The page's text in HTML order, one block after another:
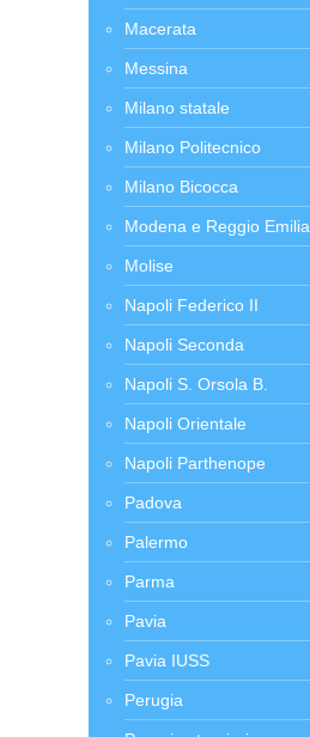
Macerata
Messina
Milano statale
Milano Politecnico
Milano Bicocca
Modena e Reggio Emilia
Molise
Napoli Federico II
Napoli Seconda
Napoli S. Orsola B.
Napoli Orientale
Napoli Parthenope
Padova
Palermo
Parma
Pavia
Pavia IUSS
Perugia